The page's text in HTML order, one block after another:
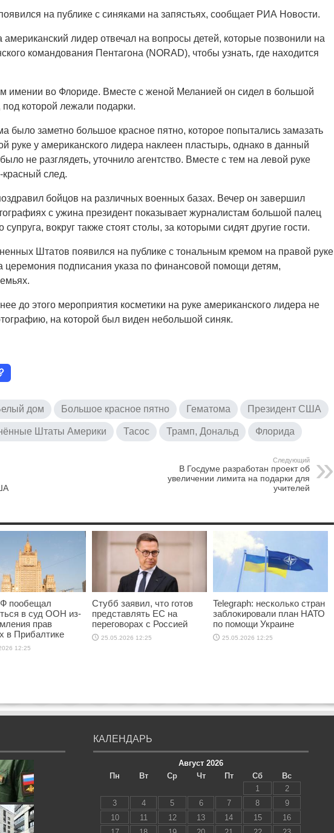
на публике с синяками на запястьях, сообщает РИА Новости.
американский лидер отвечал на вопросы детей, которые позвонили на
командования Пентагона (NORAD), чтобы узнать, где находится
имении во Флориде. Вместе с женой Меланией он сидел в большой
которой лежали подарки.
было заметно большое красное пятно, которое попытались замазать
руке у американского лидера наклеен пластырь, однако в данный
не разглядеть, уточнило агентство. Вместе с тем на левой руке
след.
бойцов на различных военных базах. Вечер он завершил
с ужина президент показывает журналистам большой палец
вокруг также стоят столы, за которыми сидят другие гости.
Штатов появился на публике с тональным кремом на правой руке
церемония подписания указа по финансовой помощи детям,
до этого мероприятия косметики на руке американского лидера не
на которой был виден небольшой синяк.
дом Большое красное пятно Гематома Президент США
Штаты Америки Тасос Трамп, Дональд Флорида
Следующий
В Госдуме разработан проект об
увеличении лимита на подарки для
учителей
пообещал
в суд ООН из-
прав
в Прибалтике
12:25
Стубб заявил, что готов
представлять ЕС на
переговорах с Россией
25.05.2026 12:25
Telegraph: несколько стран
заблокировали план НАТО
по помощи Украине
25.05.2026 12:25
КАЛЕНДАРЬ
Август 2026
Пн
Вт Ср Чт Пт Сб
Вс
1
2
3
4 5 6 7 8
9
10
11 12 13 14 15
16